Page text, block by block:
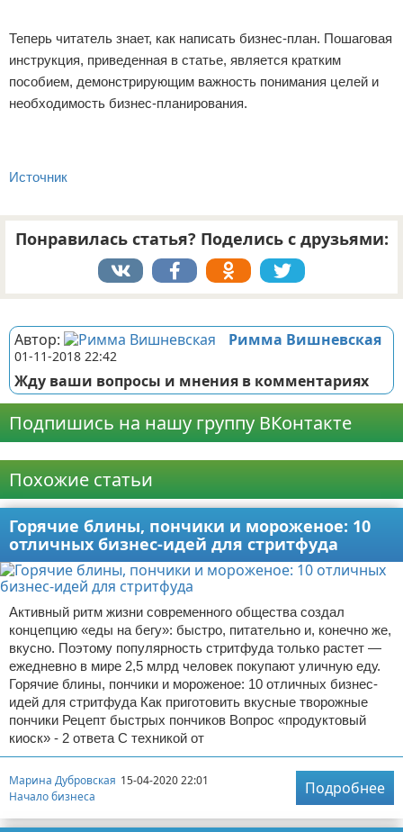
Теперь читатель знает, как написать бизнес-план. Пошаговая
инструкция, приведенная в статье, является кратким
пособием, демонстрирующим важность понимания целей и
необходимость бизнес-планирования.
Источник
Понравилась статья? Поделись с друзьями:
Автор: Римма Вишневская
01-11-2018 22:42
Жду ваши вопросы и мнения в комментариях
Подпишись на нашу группу ВКонтакте
Похожие статьи
Горячие блины, пончики и мороженое: 10
отличных бизнес-идей для стритфуда
Активный ритм жизни современного общества создал
концепцию «еды на бегу»: быстро, питательно и, конечно же,
вкусно. Поэтому популярность стритфуда только растет —
ежедневно в мире 2,5 млрд человек покупают уличную еду.
Горячие блины, пончики и мороженое: 10 отличных бизнес-
идей для стритфуда Как приготовить вкусные творожные
пончики Рецепт быстрых пончиков Вопрос «продуктовый
киоск» - 2 ответа С техникой от
Марина Дубровская 15-04-2020 22:01
Начало бизнеса
Подробнее